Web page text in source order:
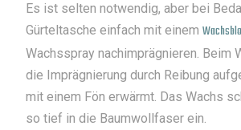
Es ist selten notwendig, aber bei
Gürteltasche einfach mit einem
Wachsspray nachimprägnieren. Beim
die Imprägnierung durch Reibung
mit einem Fön erwärmt. Das Wachs
so tief in die Baumwollfaser ein.